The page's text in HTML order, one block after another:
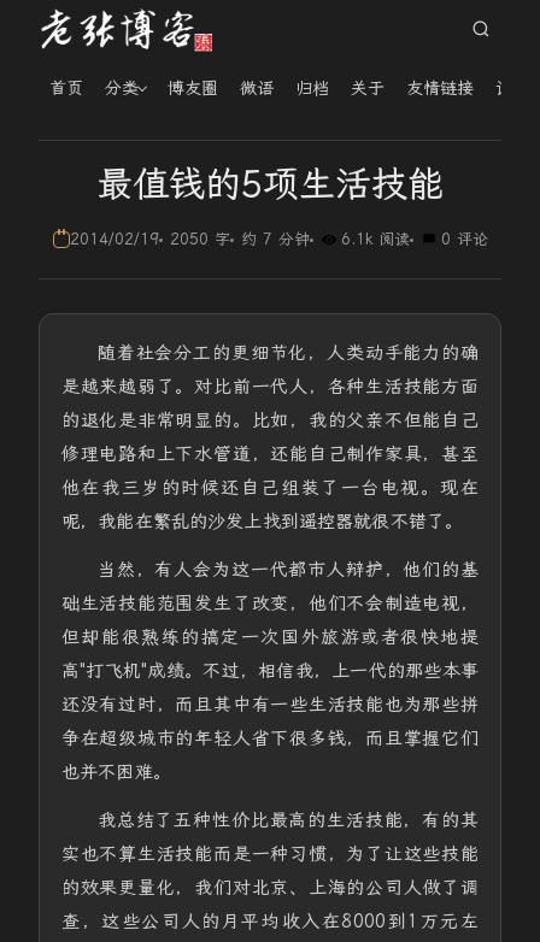
首页 分类 博友圈 微语 归档 关于 友情链接 读者
最值钱的5项生活技能
2014/02/19 2050 字 约 7 分钟 6.1k 阅读 0 评论
随着社会分工的更细节化，人类动手能力的确
是越来越弱了。对比前一代人，各种生活技能方面
的退化是非常明显的。比如，我的父亲不但能自己
修理电路和上下水管道，还能自己制作家具，甚至
他在我三岁的时候还自己组装了一台电视。现在
呢，我能在繁乱的沙发上找到遥控器就很不错了。
当然，有人会为这一代都市人辩护，他们的基
础生活技能范围发生了改变，他们不会制造电视，
但却能很熟练的搞定一次国外旅游或者很快地提
高"打飞机"成绩。不过，相信我，上一代的那些本事
还没有过时，而且其中有一些生活技能也为那些拼
争在超级城市的年轻人省下很多钱，而且掌握它们
也并不困难。
我总结了五种性价比最高的生活技能，有的其
实也不算生活技能而是一种习惯，为了让这些技能
的效果更量化，我们对北京、上海的公司人做了调
查，这些公司人的月平均收入在8000到1万元左